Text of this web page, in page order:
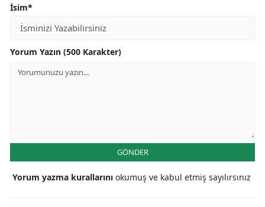
İsim*
Yorum Yazın (500 Karakter)
GÖNDER
Yorum yazma kurallarını okumuş ve kabul etmiş sayılırsınız